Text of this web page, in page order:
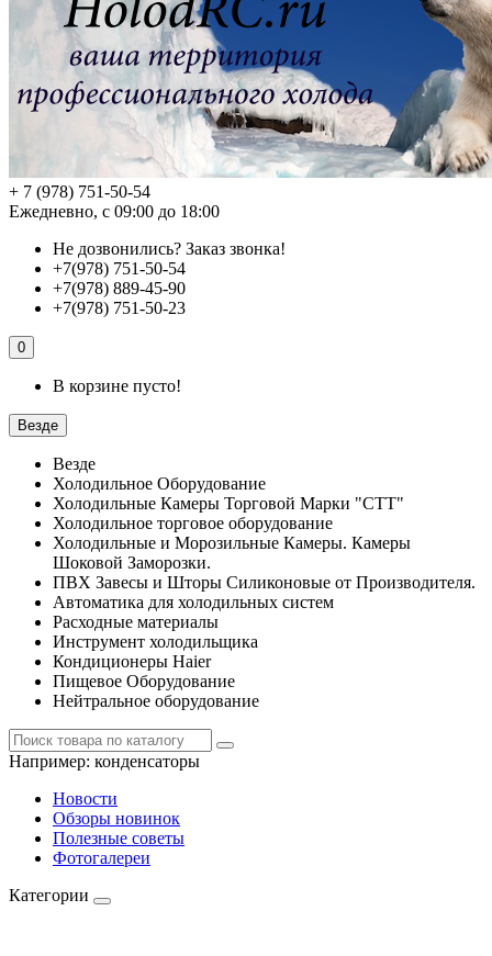
+ 7 (978) 751-50-54
Ежедневно, с 09:00 до 18:00
Не дозвонились? Заказ звонка!
+7(978) 751-50-54
+7(978) 889-45-90
+7(978) 751-50-23
0
В корзине пусто!
Везде
Везде
Холодильное Оборудование
Холодильные Камеры Торговой Марки "СТТ"
Холодильное торговое оборудование
Холодильные и Морозильные Камеры. Камеры
Шоковой Заморозки.
ПВХ Завесы и Шторы Силиконовые от Производителя.
Автоматика для холодильных систем
Расходные материалы
Инструмент холодильщика
Кондиционеры Haier
Пищевое Оборудование
Нейтральное оборудование
Например: конденсаторы
Новости
Обзоры новинок
Полезные советы
Фотогалереи
Категории